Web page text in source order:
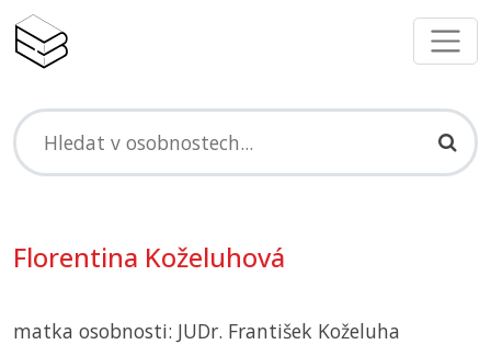
Florentina Koželuhová
matka osobnosti: JUDr. František Koželuha